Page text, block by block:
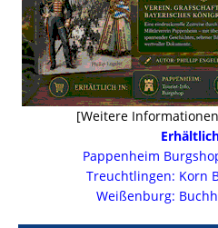
[Weitere
Pappenheim
Treuchtlingen: Korn
Weißenburg: